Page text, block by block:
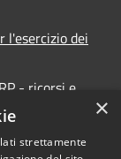
l'esercizio dei
- ricorsi e
×
strettamente